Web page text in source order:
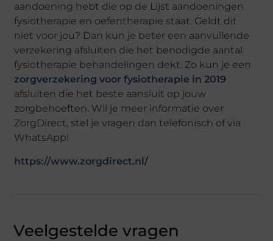
aandoening hebt die op de Lijst aandoeningen
fysiotherapie en oefentherapie staat. Geldt dit
niet voor jou? Dan kun je beter een aanvullende
verzekering afsluiten die het benodigde aantal
fysiotherapie behandelingen dekt. Zo kun je een
zorgverzekering voor fysiotherapie in 2019
afsluiten die het beste aansluit op jouw
zorgbehoeften. Wil je meer informatie over
ZorgDirect, stel je vragen dan telefonisch of via
WhatsApp!
https://www.zorgdirect.nl/
Veelgestelde vragen